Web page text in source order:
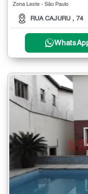
Zona Leste - São Paulo
RUA CAJURU , 74